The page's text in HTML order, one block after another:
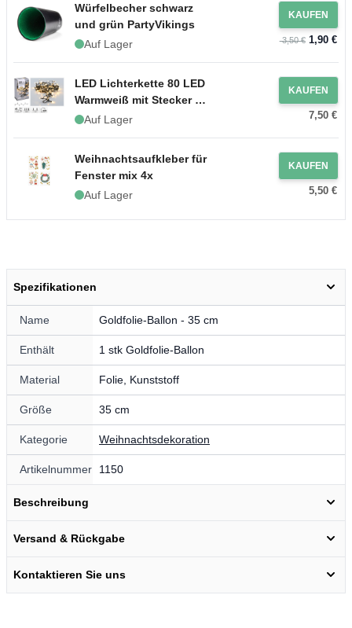
Würfelbecher schwarz
und grün PartyVikings
Auf Lager
KAUFEN
3,50 €1,90 €
LED Lichterkette 80 LED
Warmweiß mit Stecker -
6 mAuf Lager
KAUFEN
7,50 €
Weihnachtsaufkleber für
Fenster mix 4x
Auf Lager
KAUFEN
5,50 €
Spezifikationen
Name Goldfolie-Ballon - 35 cm
Enthält 1 stk Goldfolie-Ballon
Material Folie, Kunststoff
Größe 35 cm
Kategorie Weihnachtsdekoration
Artikelnummer 1150
Beschreibung
Versand & Rückgabe
Kontaktieren Sie uns